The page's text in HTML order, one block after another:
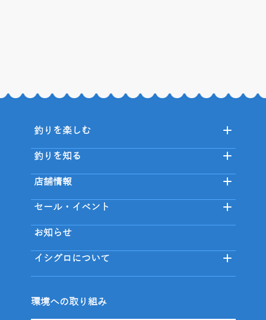
釣りを楽しむ
釣りを知る
店舗情報
セール・イベント
お知らせ
イシグロについて
環境への取り組み